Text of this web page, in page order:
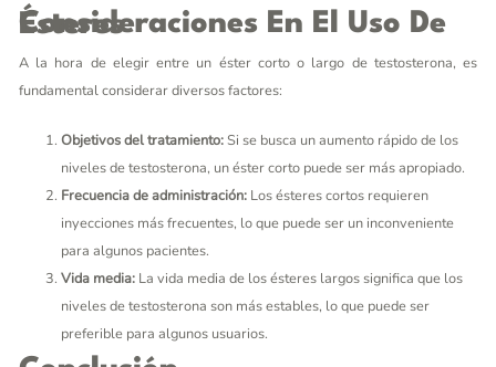
Consideraciones En El Uso De Ésteres
A la hora de elegir entre un éster corto o largo de testosterona, es
fundamental considerar diversos factores:
Objetivos del tratamiento:Si se busca un aumento rápido de los
niveles de testosterona, un éster corto puede ser más apropiado.
Frecuencia de administración: Los ésteres cortos requieren
inyecciones más frecuentes, lo que puede ser un inconveniente
para algunos pacientes.
Vida media: La vida media de los ésteres largos significa que los
niveles de testosterona son más estables, lo que puede ser
preferible para algunos usuarios.